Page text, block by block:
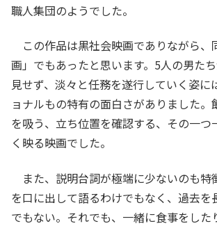
職人集団のようでした。
この作品は黒社会映画でありながら、
画」でもあったと思います。5人の男た
見せず、淡々と任務を遂行していく姿に
ョナルもの特有の面白さがありました。
を吸う、立ち位置を確認する、その一つ
く映る映画でした。
また、説明台詞が極端に少ないのも特
を口に出して語るわけでもなく、過去を
でもない。それでも、一緒に食事をした